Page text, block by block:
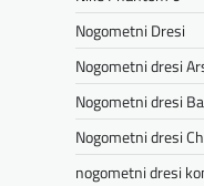
Nogometni Dresi
Nogometni dresi
Nogometni dresi
Nogometni dresi
nogometni dresi